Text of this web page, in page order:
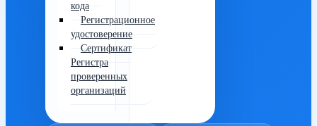
кода
Регистрационное
удостоверение
Сертификат
Регистра
проверенных
организаций